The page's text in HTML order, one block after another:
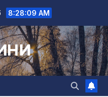
8:28:10 AM